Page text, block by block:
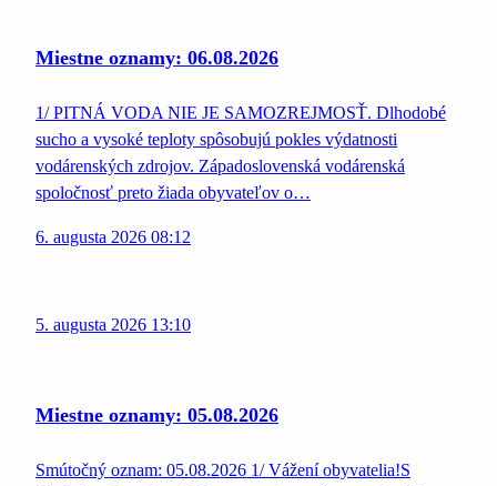
Miestne oznamy: 06.08.2026
1/ PITNÁ VODA NIE JE SAMOZREJMOSŤ. Dlhodobé
sucho a vysoké teploty spôsobujú pokles výdatnosti
vodárenských zdrojov. Západoslovenská vodárenská
spoločnosť preto žiada obyvateľov o…
6. augusta 2026 08:12
5. augusta 2026 13:10
Miestne oznamy: 05.08.2026
Smútočný oznam: 05.08.2026 1/ Vážení obyvatelia!S